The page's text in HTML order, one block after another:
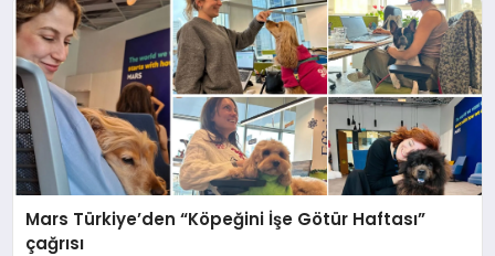
Mars Türkiye’den “Köpeğini İşe Götür Haftası”
çağrısı